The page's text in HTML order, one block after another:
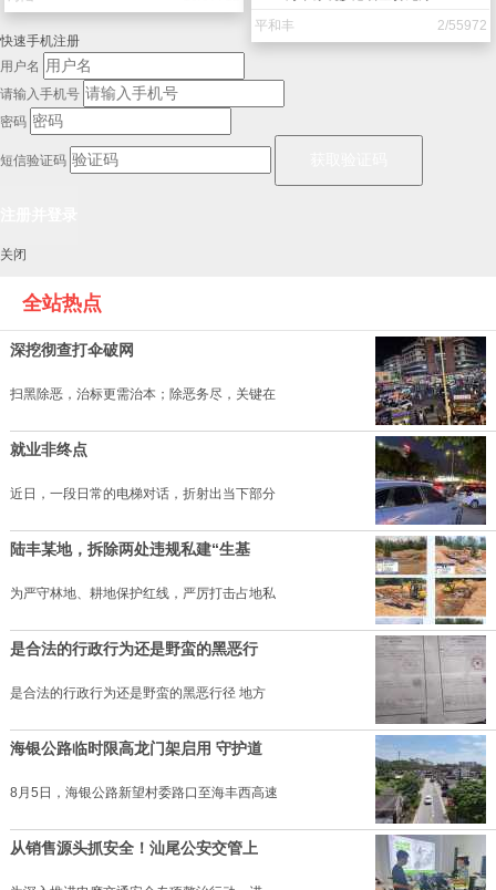
平和丰
2/55972
快速手机注册
用户名
请输入手机号
密码
短信验证码
关闭
全站热点
深挖彻查打伞破网
扫黑除恶，治标更需治本；除恶务尽，关键在
就业非终点
近日，一段日常的电梯对话，折射出当下部分
陆丰某地，拆除两处违规私建“生基
为严守林地、耕地保护红线，严厉打击占地私
是合法的行政行为还是野蛮的黑恶行
是合法的行政行为还是野蛮的黑恶行径 地方
海银公路临时限高龙门架启用 守护道
8月5日，海银公路新望村委路口至海丰西高速
从销售源头抓安全！汕尾公安交管上